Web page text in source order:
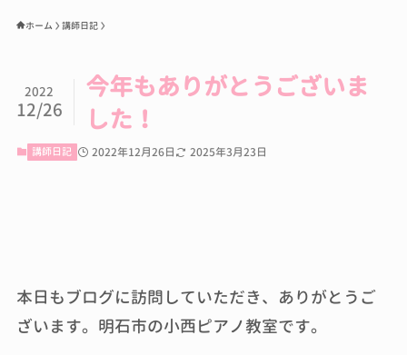
ホーム 講師日記
今年もありがとうございま
した！
2022
12/26
講師日記 2022年12月26日 2025年3月23日
本日もブログに訪問していただき、ありがとうご
ざいます。明石市の小西ピアノ教室です。